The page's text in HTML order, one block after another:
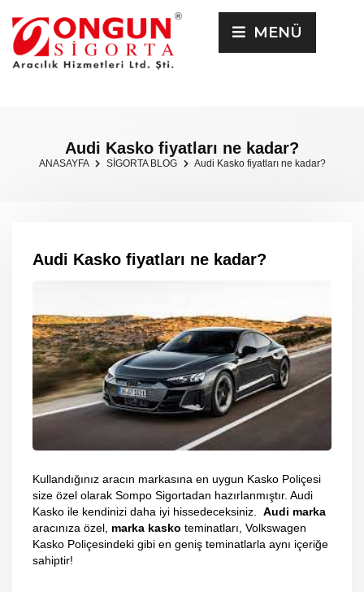
MENÜ
Audi Kasko fiyatları ne kadar?
ANASAYFA SİGORTA BLOG Audi Kasko fiyatları ne kadar?
Audi Kasko fiyatları ne kadar?
Kullandığınız aracın markasına en uygun Kasko Poliçesi
size özel olarak Sompo Sigortadan hazırlanmıştır. Audi
Kasko ile kendinizi daha iyi hissedeceksiniz. Audi marka
aracınıza özel, marka kasko teminatları, Volkswagen
Kasko Poliçesindeki gibi en geniş teminatlarla aynı içeriğe
sahiptir!